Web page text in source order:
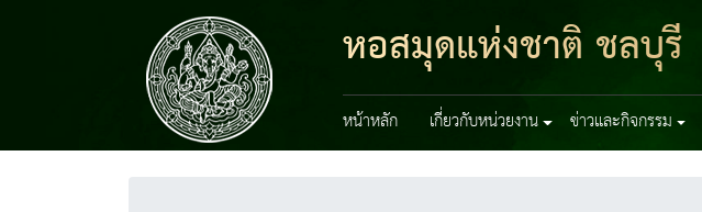
หอสมุดแห่งชาติ ชลบุรี
หน้าหลัก เกี่ยวกับหน่วยงาน ข่าวและกิจกรรม